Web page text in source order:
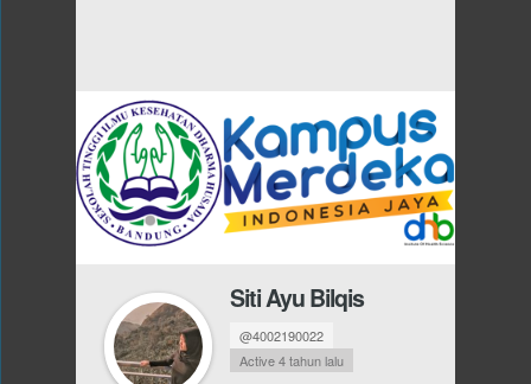
Siti Ayu Bilqis
@4002190022
Active 4 tahun lalu